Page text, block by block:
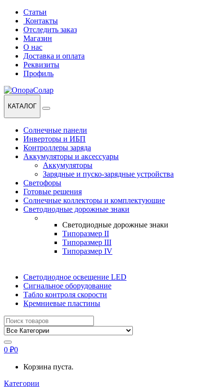
Перейти
навигации
Перейти
содержанию
Статьи
Контакты
Отследить заказ
Магазин
О нас
Доставка и оплата
Реквизиты
Профиль
КАТАЛОГ
Солнечные панели
Инверторы и ИБП
Контроллеры заряда
Аккумуляторы и аксессуары
Аккумуляторы
Зарядные и пуско-зарядные устройства
Светофоры
Готовые решения
Солнечные коллекторы и комплектующие
Светодиодные дорожные знаки
Светодиодные дорожные знаки
Типоразмер II
Типоразмер III
Типоразмер IV
Светодиодное освещение LED
Сигнальное оборудование
Табло контроля скорости
Кремниевые пластины
Найти:
0 ₽0
Корзина пуста.
Категории